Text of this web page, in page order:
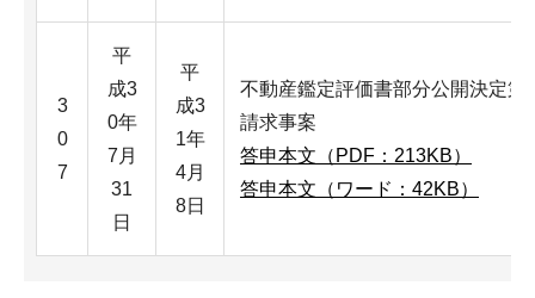
3
0
7
平
成3
0年
7月
31
日
平
成3
1年
4月
8日
不動産鑑定評価書部分公開決定第
請求事案
答申本文（PDF：213KB）
答申本文（ワード：42KB）